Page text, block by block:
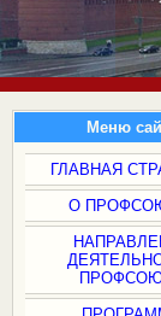
Меню
ГЛАВНАЯ
О